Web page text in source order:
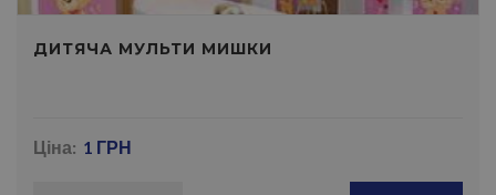
ДИТЯЧА МУЛЬТИ МИШКИ
Ціна: 1 ГРН